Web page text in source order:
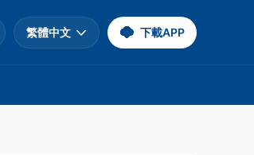
繁體中文 下載APP